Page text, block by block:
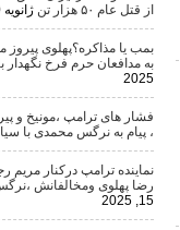
از قتل عام ۵۰ هزار تن
ژانویه 20, 2026
بمب یا مذاکره؟پهلوی
به مدافعان حرم فرخ نگهدار
2025
فشار های ترامپ ،مونیخ و
، پیام به نرگس محمدی با
نماینده ترامپ درکنار مریم
رضا پهلوی ومخالفانش
15, 2025